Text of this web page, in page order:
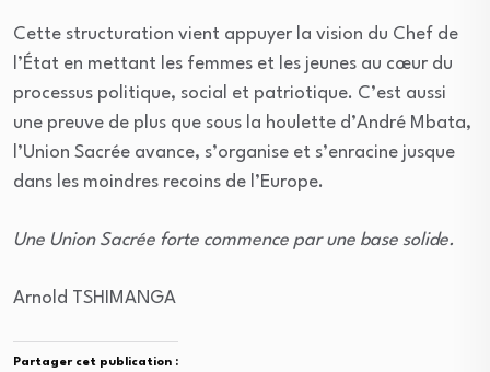
Cette structuration vient appuyer la vision du Chef de
l’État en mettant les femmes et les jeunes au cœur du
processus politique, social et patriotique. C’est aussi
une preuve de plus que sous la houlette d’André Mbata,
l’Union Sacrée avance, s’organise et s’enracine jusque
dans les moindres recoins de l’Europe.
Une Union Sacrée forte commence par une base solide.
Arnold TSHIMANGA
Partager cet publication :